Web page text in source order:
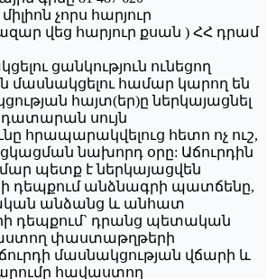
չորս հարյուր
վեց հարյուր քսան ) ՀՀ դրամ
ցանկություն ունեցող
մասնակցելու համար կարող են
հայտ(եր)ը ներկայացնել
դատարան սույն
հրապարակվելուց հետո ոչ ուշ,
նախորդ օրը: Աճուրդին
պետք է ներկայացվեն
դեպքում անձնագրի պատճենը,
անձանց և անհատ
դեպքում` դրանց պետական
փաստաթղթերի
մասնակցության վճարի և
հավաստող